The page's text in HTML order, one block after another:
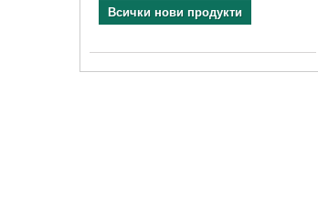
Всички нови продукти